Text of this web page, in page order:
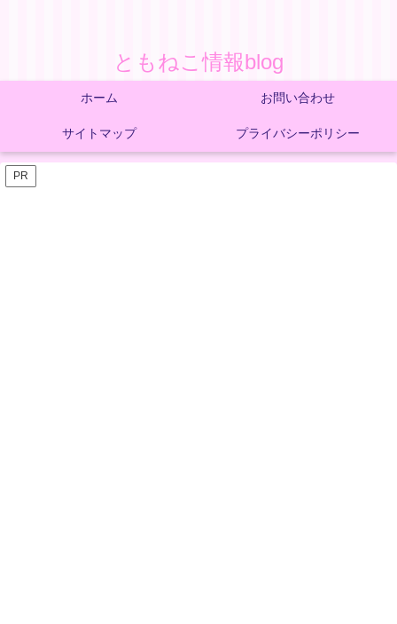
ともねこ情報blog
ホーム お問い合わせ
サイトマップ プライバシーポリシー
PR